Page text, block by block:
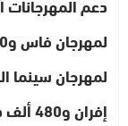
إفران و480 ألف درهم للمهرجان الدولي للفيلم…